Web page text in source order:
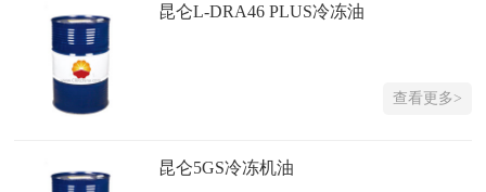
昆仑L-DRA46 PLUS冷冻油
查看更多>
昆仑5GS冷冻机油